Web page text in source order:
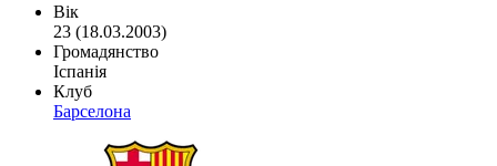
Вік
23 (18.03.2003)
Громадянство
Іспанія
Клуб
Барселона